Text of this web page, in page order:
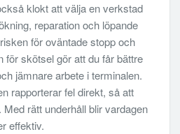
klokt att välja en verkstad
reparation och löpande
för oväntade stopp och
för skötsel gör att du får bättre
jämnare arbete i terminalen.
rapporterar fel direkt, så att
rätt underhåll blir vardagen
effektiv.